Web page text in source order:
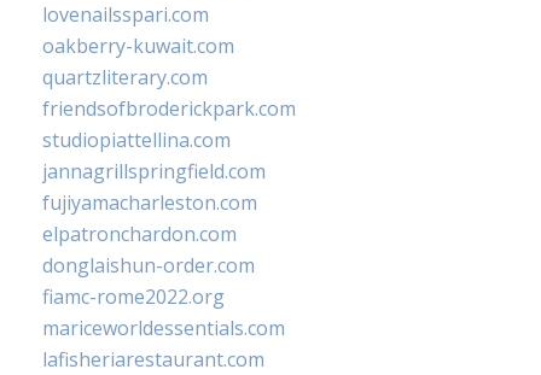
lovenailsspari.com
oakberry-kuwait.com
quartzliterary.com
friendsofbroderickpark.com
studiopiattellina.com
jannagrillspringfield.com
fujiyamacharleston.com
elpatronchardon.com
donglaishun-order.com
fiamc-rome2022.org
mariceworldessentials.com
lafisheriarestaurant.com